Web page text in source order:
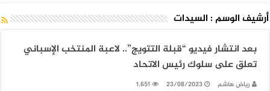
أرشيف الوسم : السيدات
بعد انتشار فيديو “قبلة التتويج”.. لاعبة المنتخب الإسباني
تعلق على سلوك رئيس الاتحاد
رياض هاشم 23/08/2023
1,651